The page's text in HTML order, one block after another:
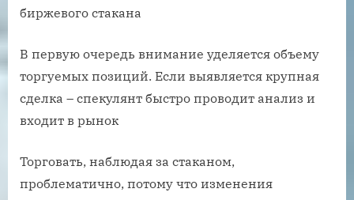
биржевого стакана
В первую очередь внимание уделяется объему
торгуемых позиций. Если выявляется крупная
сделка – спекулянт быстро проводит анализ и
входит в рынок
Торговать, наблюдая за стаканом,
проблематично, потому что изменения